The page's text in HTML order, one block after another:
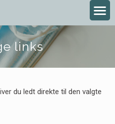
links
du ledt direkte til den valgte